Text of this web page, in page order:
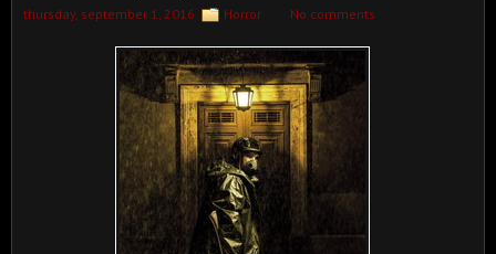
thursday, september 1, 2016 Horror No comments